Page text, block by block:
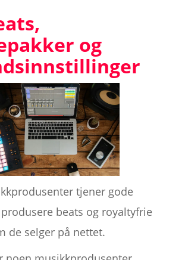
og
tjener gode
beats og royaltyfrie
de selger på nettet.